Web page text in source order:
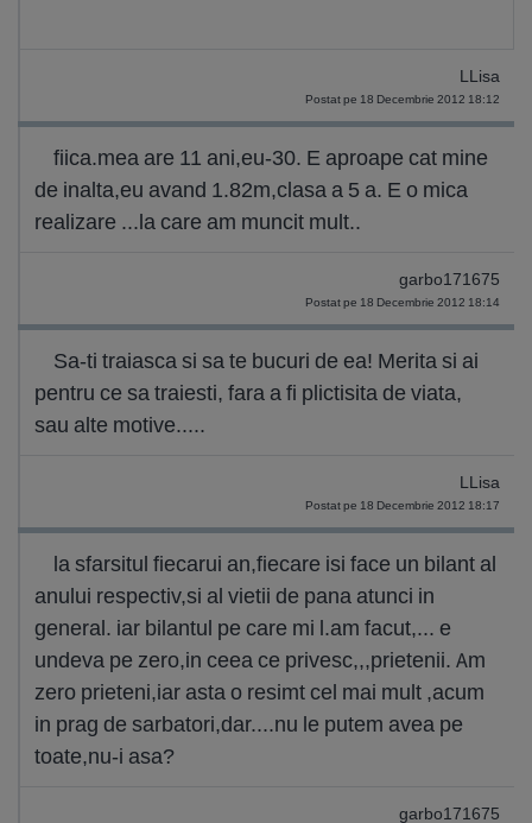
LLisa
Postat pe 18 Decembrie 2012 18:12
fiica.mea are 11 ani,eu-30. E aproape cat mine
de inalta,eu avand 1.82m,clasa a 5 a. E o mica
realizare ...la care am muncit mult..
garbo171675
Postat pe 18 Decembrie 2012 18:14
Sa-ti traiasca si sa te bucuri de ea! Merita si ai
pentru ce sa traiesti, fara a fi plictisita de viata,
sau alte motive.....
LLisa
Postat pe 18 Decembrie 2012 18:17
la sfarsitul fiecarui an,fiecare isi face un bilant al
anului respectiv,si al vietii de pana atunci in
general. iar bilantul pe care mi l.am facut,... e
undeva pe zero,in ceea ce privesc,,,prietenii. Am
zero prieteni,iar asta o resimt cel mai mult ,acum
in prag de sarbatori,dar....nu le putem avea pe
toate,nu-i asa?
garbo171675